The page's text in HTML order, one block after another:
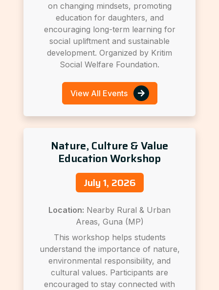
on changing mindsets, promoting
education for daughters, and
encouraging long-term learning for
social upliftment and sustainable
development. Organized by Kritim
Social Welfare Foundation.
View All Events
Nature, Culture & Value
Education Workshop
July 1, 2026
Location: Nearby Rural & Urban
Areas, Guna (MP)
This workshop helps students
understand the importance of nature,
environmental responsibility, and
cultural values. Participants are
encouraged to stay connected with